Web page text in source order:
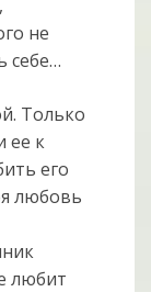
не
себе…
Только
ее к
его
любовь
любит